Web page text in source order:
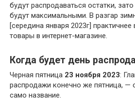
будут распродаваться остатки,
будут максимальными. В разгар
[середина января 2023г] практичнее
товары в интернет-магазине.
Когда будет день
Черная пятница 23 ноября 2023:
распродажи конечно же пятница, —
само название.